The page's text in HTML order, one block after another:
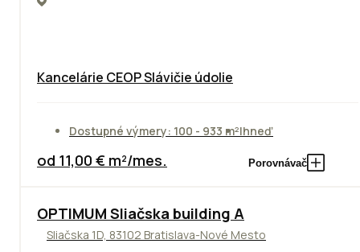
Kancelárie CEOP Slávičie údolie
Dostupné výmery: 100 - 933 m²Ihneď
od 11,00 € m²/mes. Porovnávač
OPTIMUM Sliačska building A
Sliačska 1D, 83102 Bratislava-Nové Mesto